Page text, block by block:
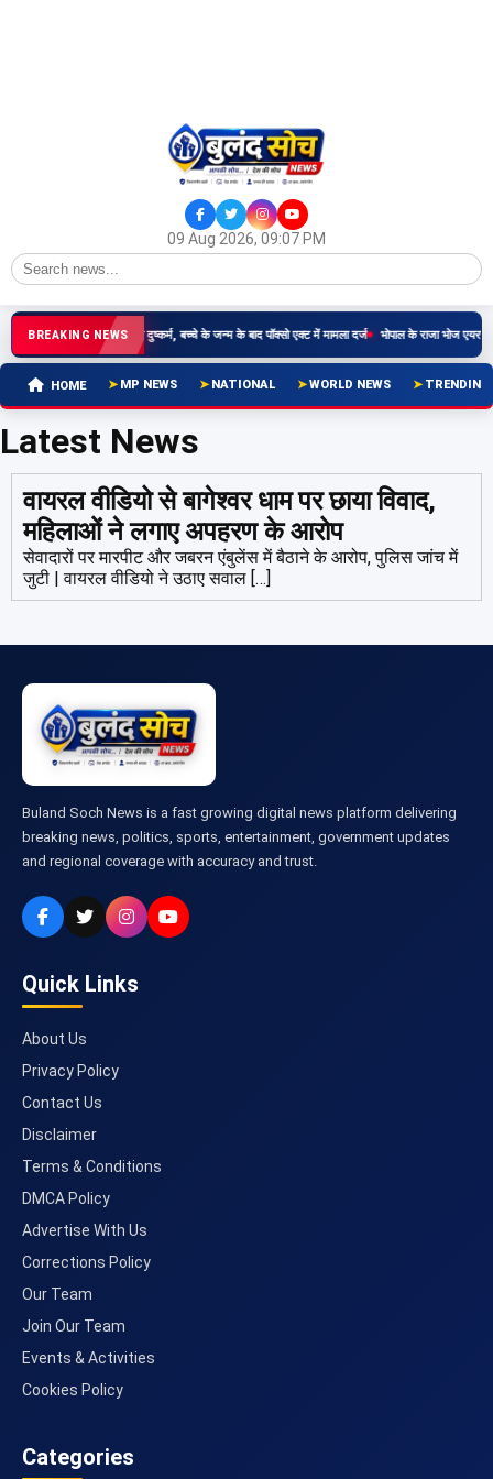
09 Aug 2026, 09:07 PM
BREAKING NEWS
किशोरी से रिश्तेदार ने किया दुष्कर्म, बच्चे के जन्म के बाद पॉक्सो एक्ट में मामला दर्ज भोपाल के राजा भोज
HOME MP NEWS NATIONAL WORLD NEWS TRENDING
Latest News
वायरल वीडियो से बागेश्वर धाम पर छाया विवाद,
महिलाओं ने लगाए अपहरण के आरोप
सेवादारों पर मारपीट और जबरन एंबुलेंस में बैठाने के आरोप, पुलिस जांच में
जुटी | वायरल वीडियो ने उठाए सवाल […]
Buland Soch News is a fast growing digital news platform delivering
breaking news, politics, sports, entertainment, government updates
and regional coverage with accuracy and trust.
Quick Links
About Us
Privacy Policy
Contact Us
Disclaimer
Terms & Conditions
DMCA Policy
Advertise With Us
Corrections Policy
Our Team
Join Our Team
Events & Activities
Cookies Policy
Categories